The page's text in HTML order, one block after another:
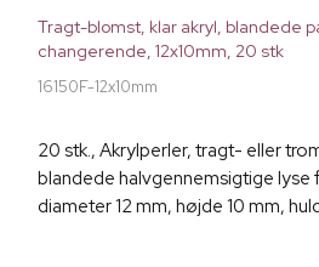
Tragt-blomst, klar akryl, blandede
changerende, 12x10mm, 20 stk
16150F-12x10mm
20 stk., Akrylperler, tragt- eller
blandede halvgennemsigtige lyse
diameter 12 mm, højde 10 mm,